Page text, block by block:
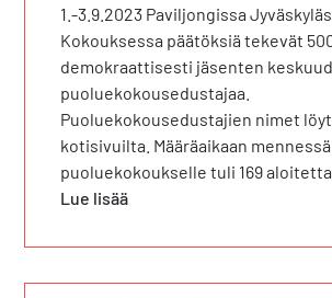
1.-3.9.2023 Paviljongissa
Kokouksessa päätöksiä tekevät
demokraattisesti jäsenten
puoluekokousedustajaa.
Puoluekokousedustajien nimet
kotisivuilta. Määräaikaan mennessä
puoluekokoukselle tuli 169
Lue lisää